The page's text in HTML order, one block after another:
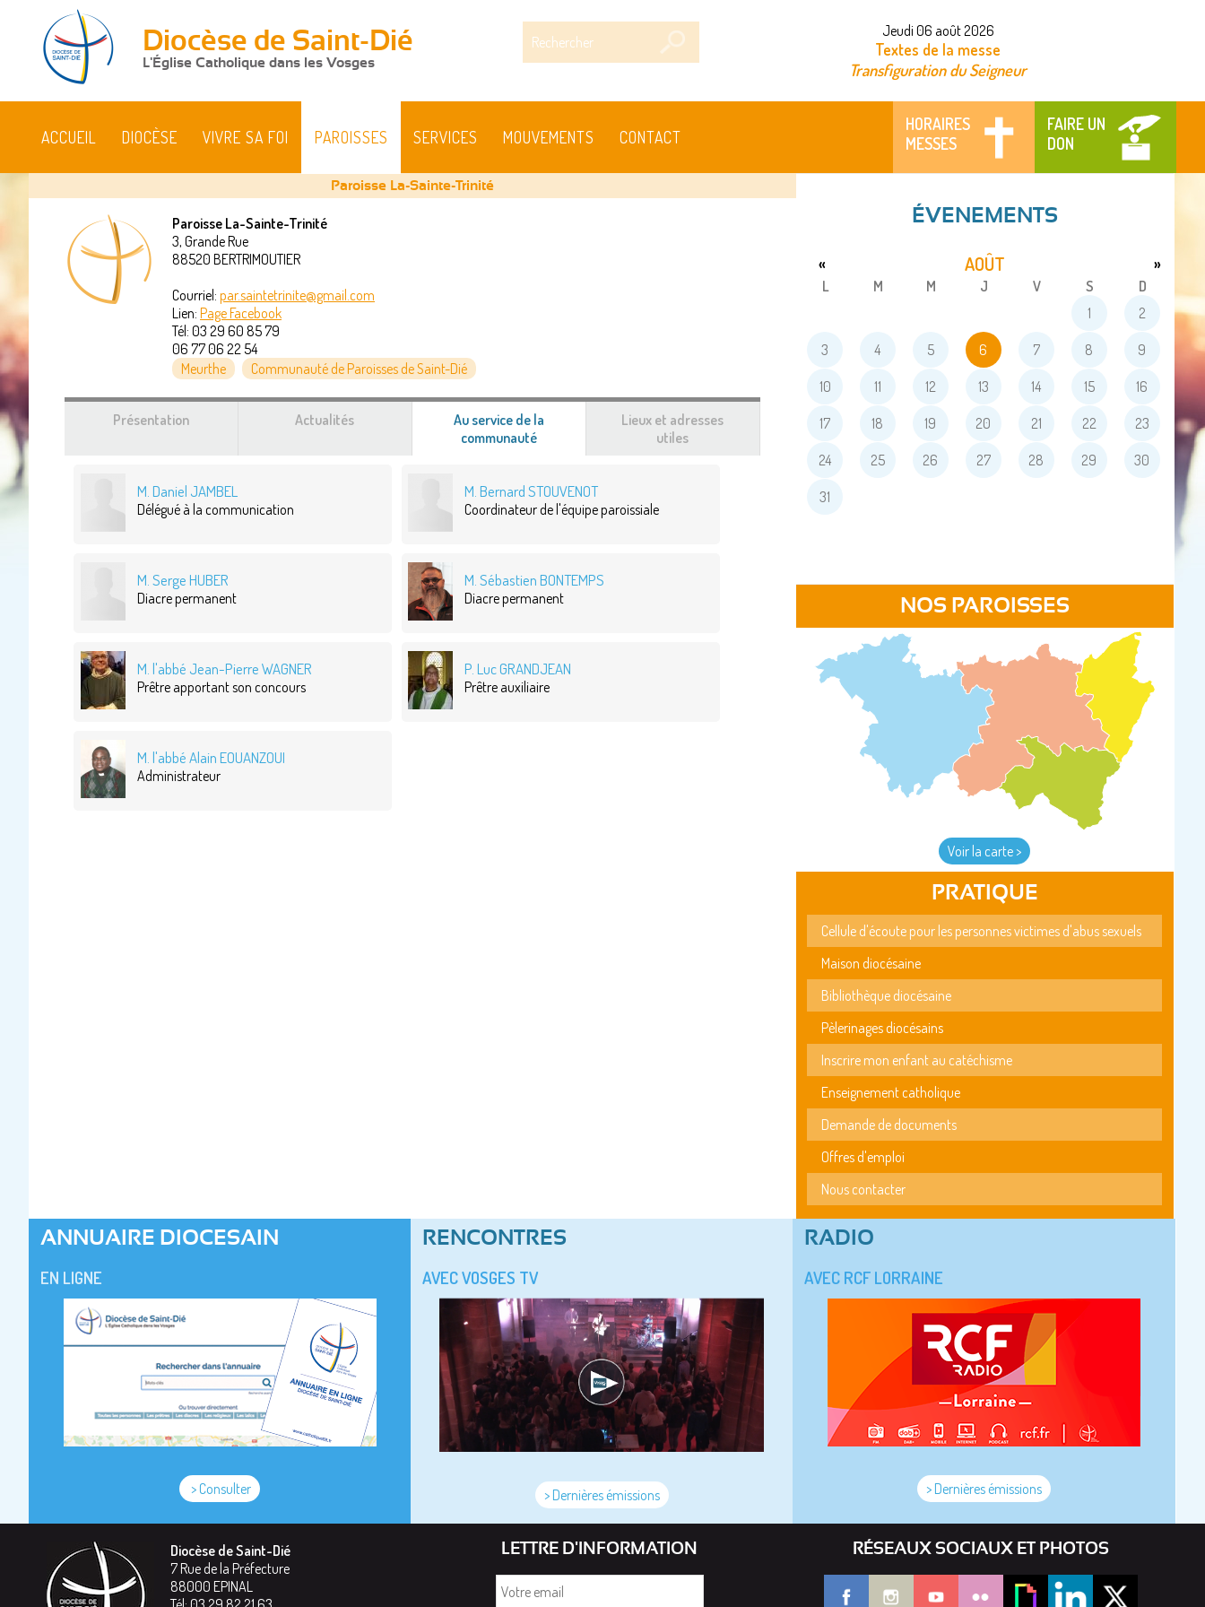
Diocèse de Saint-Dié
L'Église Catholique dans les Vosges
Jeudi 06 août 2026
Textes de la messe
Transfiguration du Seigneur
HORAIRES
MESSES
FAIRE UN
DON
ACCUEIL DIOCÈSE VIVRE SA FOI PAROISSES SERVICES MOUVEMENTS CONTACT
Vous
êtes
Paroisse La-Sainte-Trinité
Paroisse La-Sainte-Trinité
3, Grande Rue
88520 BERTRIMOUTIER
Courriel: par.saintetrinite@gmail.com
Lien: Page Facebook
Tél: 03 29 60 85 79
06 77 06 22 54
Meurthe
Communauté de Paroisses de Saint-Dié
Présentation Actualités
Au service de la
communauté(onglet
Lieux et adresses
utiles
M. Daniel JAMBEL
Délégué à la communication
M. Bernard STOUVENOT
Coordinateur de l'équipe paroissiale
M. Serge HUBER
Diacre permanent
M. Sébastien BONTEMPS
Diacre permanent
M. l'abbé Jean-Pierre WAGNER
Prêtre apportant son concours
P. Luc GRANDJEAN
Prêtre auxiliaire
M. l'abbé Alain EOUANZOUI
Administrateur
ÉVENEMENTS
AOÛT
« »
L M M J V S
D
1
2
3 4 5 6 7 8 9
10 11 12 13 14 15 16
17 18 19 20 21 22 23
24 25 26 27 28 29 30
31
NOS PAROISSES
Voir la carte >
PRATIQUE
Cellule d'écoute pour les personnes victimes d'abus sexuels
Maison diocésaine
Bibliothèque diocésaine
Pèlerinages diocésains
Inscrire mon enfant au catéchisme
Enseignement catholique
Demande de documents
Offres d'emploi
Nous contacter
ANNUAIRE DIOCESAIN
EN LIGNE
> Consulter
RENCONTRES
AVEC VOSGES TV
> Dernières émissions
RADIO
AVEC RCF LORRAINE
> Dernières émissions
Diocèse de Saint-Dié
7 Rue de la Préfecture
88000 EPINAL
LETTRE D'INFORMATION RÉSEAUX SOCIAUX ET PHOTOS